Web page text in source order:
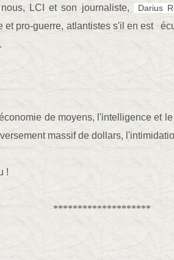
LCI et son journaliste, Darius
et pro-guerre, atlantistes s'il en est
de moyens, l'intelligence et
massif de dollars,
!
********************